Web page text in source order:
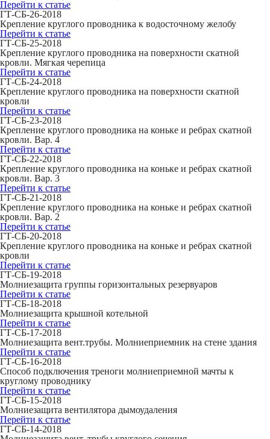
Перейти к статье
ГТ-СБ-26-2018
Крепление круглого проводника к водосточному желобу
Перейти к статье
ГТ-СБ-25-2018
Крепление круглого проводника на поверхности скатной
кровли. Мягкая черепица
Перейти к статье
ГТ-СБ-24-2018
Крепление круглого проводника на поверхности скатной
кровли
Перейти к статье
ГТ-СБ-23-2018
Крепление круглого проводника на коньке и ребрах скатной
кровли. Вар. 4
Перейти к статье
ГТ-СБ-22-2018
Крепление круглого проводника на коньке и ребрах скатной
кровли. Вар. 3
Перейти к статье
ГТ-СБ-21-2018
Крепление круглого проводника на коньке и ребрах скатной
кровли. Вар. 2
Перейти к статье
ГТ-СБ-20-2018
Крепление круглого проводника на коньке и ребрах скатной
кровли
Перейти к статье
ГТ-СБ-19-2018
Молниезащита группы горизонтальных резервуаров
Перейти к статье
ГТ-СБ-18-2018
Молниезащита крышной котельной
Перейти к статье
ГТ-СБ-17-2018
Молниезащита вент.трубы. Молниеприемник на стене здания
Перейти к статье
ГТ-СБ-16-2018
Способ подключения треноги молниеприемной мачты к
круглому проводнику
Перейти к статье
ГТ-СБ-15-2018
Молниезащита вентилятора дымоудаления
Перейти к статье
ГТ-СБ-14-2018